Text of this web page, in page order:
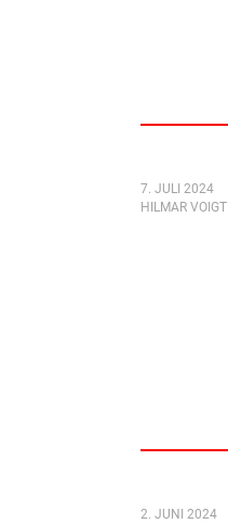
7. JULI 2024
HILMAR VOIGT
2. JUNI 2024